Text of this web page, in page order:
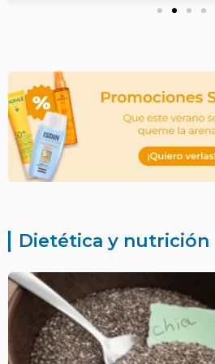
Dietética y nutrición